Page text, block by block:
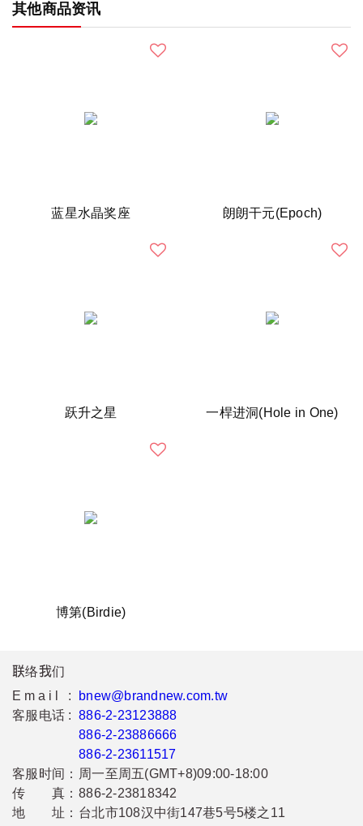
其他商品资讯
蓝星水晶奖座 朗朗干元(Epoch)
跃升之星 一桿进洞(Hole in One)
博第(Birdie)
联络我们
Email :
bnew@brandnew.com.tw
客服电话 : 886-2-23123888
886-2-23886666
886-2-23611517
客服时间： 周一至周五(GMT+8)09:00-18:00
传 真： 886-2-23818342
地 址： 台北市108汉中街147巷5号5楼之11